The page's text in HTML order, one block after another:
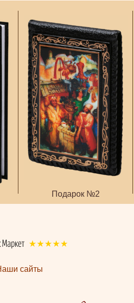
Подарок №2
сайты